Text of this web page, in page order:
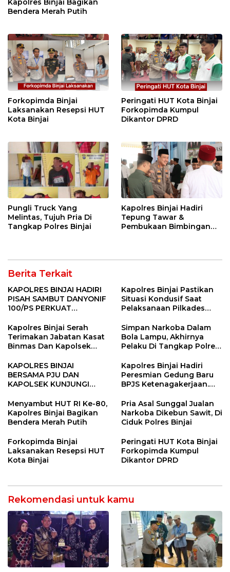
Kapolres Binjai Bagikan
Bendera Merah Putih
Forkopimda Binjai
Laksanakan Resepsi HUT
Kota Binjai
Peringati HUT Kota Binjai
Forkopimda Kumpul
Dikantor DPRD
Pungli Truck Yang
Melintas, Tujuh Pria Di
Tangkap Polres Binjai
Kapolres Binjai Hadiri
Tepung Tawar &
Pembukaan Bimbingan
Berita Terkait
KAPOLRES BINJAI HADIRI
PISAH SAMBUT DANYONIF
100/PS PERKUAT
Kapolres Binjai Pastikan
Situasi Kondusif Saat
Pelaksanaan Pilkades
Kapolres Binjai Serah
Terimakan Jabatan Kasat
Binmas Dan Kapolsek
Simpan Narkoba Dalam
Bola Lampu, Akhirnya
Pelaku Di Tangkap Polres
KAPOLRES BINJAI
BERSAMA PJU DAN
KAPOLSEK KUNJUNGI
BINJAI
Kapolres Binjai Hadiri
Peresmian Gedung Baru
BPJS Ketenagakerjaan.
Menyeluruh bagi Pekerja”
Menyambut HUT RI Ke-80,
Kapolres Binjai Bagikan
Bendera Merah Putih
Pria Asal Sunggal Jualan
Narkoba Dikebun Sawit, Di
Ciduk Polres Binjai
Forkopimda Binjai
Laksanakan Resepsi HUT
Kota Binjai
Peringati HUT Kota Binjai
Forkopimda Kumpul
Dikantor DPRD
Rekomendasi untuk kamu